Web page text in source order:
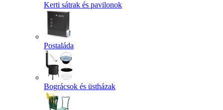
Kerti sátrak és pavilonok
Postaláda
Bográcsok és üstházak